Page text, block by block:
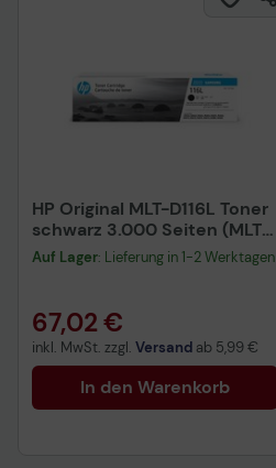
HP Original MLT-D116L Toner
schwarz 3.000 Seiten (MLT-
D116L/ELS) für Xpress
M2625D, M2675FN,
Auf Lager: Lieferung in 1-2 Werktagen
67,02 €
inkl. MwSt. zzgl. Versand ab 5,99 €
In den Warenkorb